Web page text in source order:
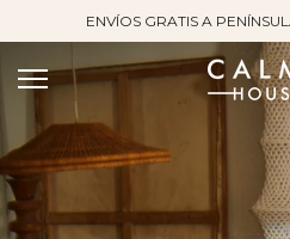
contenido
ENVÍOS GRATIS A